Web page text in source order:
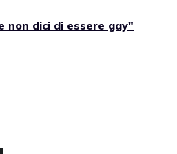
non dici di essere gay"